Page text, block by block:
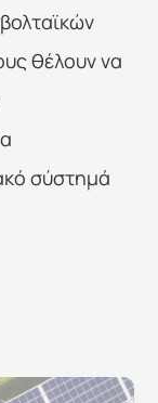
θέλουν να
σύστημά